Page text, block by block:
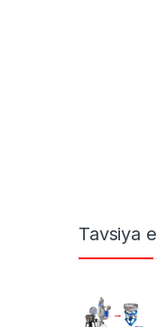
Tavsiya